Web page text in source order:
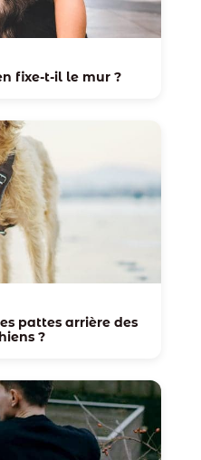
fixe-t-il le mur ?
pattes arrière des
?